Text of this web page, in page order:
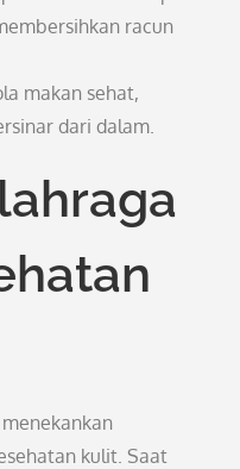
racun
makan sehat,
dari dalam.
kulit. Saat